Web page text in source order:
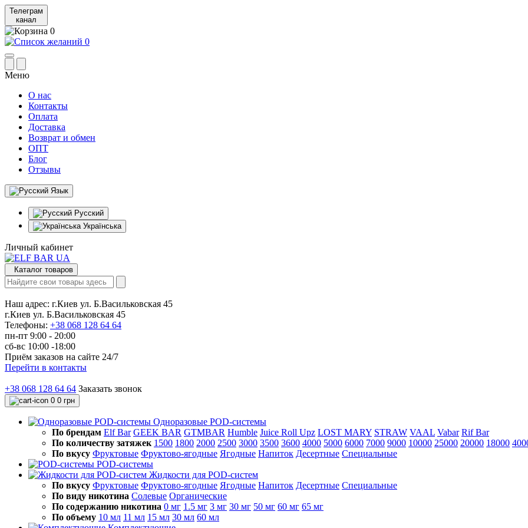
Телеграм
канал
0
0
Меню
О нас
Контакты
Оплата
Доставка
Возврат и обмен
ОПТ
Блог
Отзывы
Язык
Русский
Українська
Личный кабинет
Каталог товаров
Наш адрес: г.Киев ул. Б.Васильковская 45
г.Киев ул. Б.Васильковская 45
Телефоны: +38 068 128 64 64
пн-пт 9:00 - 20:00
сб-вс 10:00 -18:00
Приём заказов на сайте 24/7
Перейти в контакты
+38 068 128 64 64 Заказать звонок
0 0 грн
Одноразовые POD-системы
По брендам Elf Bar GEEK BAR GTMBAR Humble Juice Roll Upz LOST MARY STRAW VAAL Vabar Rif Bar
По количеству затяжек 1500 1800 2000 2500 3000 3500 3600 4000 5000 6000 7000 9000 10000 25000 20000 18000
По вкусу Фруктовые Фруктово-ягодные Ягодные Напиток Десертные Специальные
POD-системы
Жидкости для POD-систем
По вкусу Фруктовые Фруктово-ягодные Ягодные Напиток Десертные Специальные
По виду никотина Солевые Органические
По содержанию никотина 0 мг 1.5 мг 3 мг 30 мг 50 мг 60 мг 65 мг
По объему 10 мл 11 мл 15 мл 30 мл 60 мл